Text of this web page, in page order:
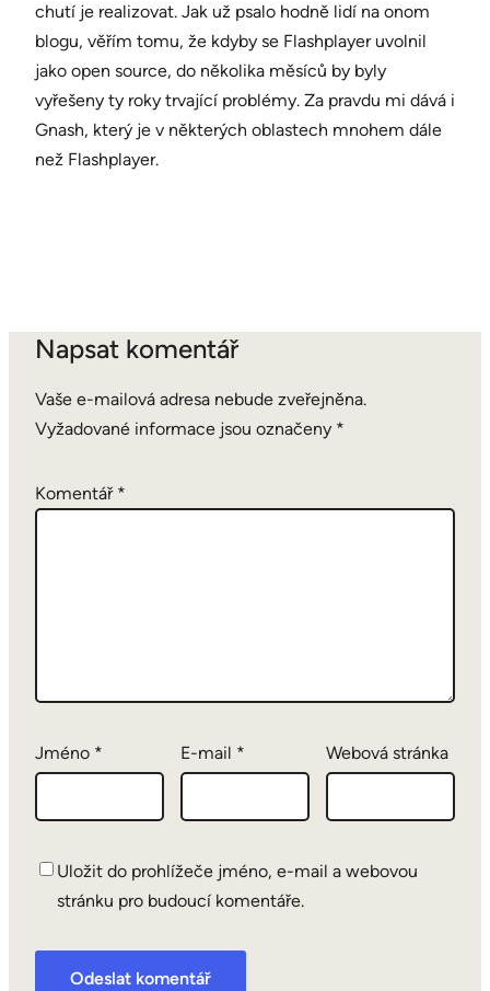
chutí je realizovat. Jak už psalo hodně lidí na onom
blogu, věřím tomu, že kdyby se Flashplayer uvolnil
jako open source, do několika měsíců by byly
vyřešeny ty roky trvající problémy. Za pravdu mi dává i
Gnash, který je v některých oblastech mnohem dále
než Flashplayer.
Napsat komentář
Vaše e-mailová adresa nebude zveřejněna.
Vyžadované informace jsou označeny *
Komentář *
Jméno * E-mail * Webová stránka
Uložit do prohlížeče jméno, e-mail a webovou
stránku pro budoucí komentáře.